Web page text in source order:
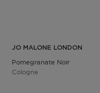
JO MALONE LONDON
Pomegranate Noir
Cologne